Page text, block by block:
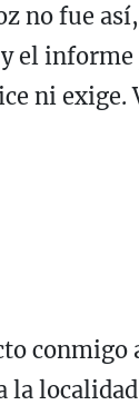
no fue
el
ni exige.
la